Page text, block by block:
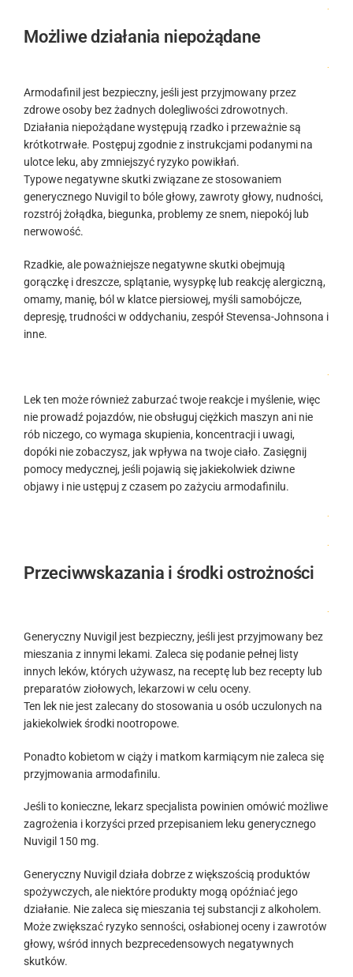
.
Możliwe działania niepożądane
.
Armodafinil jest bezpieczny, jeśli jest przyjmowany przez
zdrowe osoby bez żadnych dolegliwości zdrowotnych.
Działania niepożądane występują rzadko i przeważnie są
krótkotrwałe. Postępuj zgodnie z instrukcjami podanymi na
ulotce leku, aby zmniejszyć ryzyko powikłań.
Typowe negatywne skutki związane ze stosowaniem
generycznego Nuvigil to bóle głowy, zawroty głowy, nudności,
rozstrój żołądka, biegunka, problemy ze snem, niepokój lub
nerwowość.
Rzadkie, ale poważniejsze negatywne skutki obejmują
gorączkę i dreszcze, splątanie, wysypkę lub reakcję alergiczną,
omamy, manię, ból w klatce piersiowej, myśli samobójcze,
depresję, trudności w oddychaniu, zespół Stevensa-Johnsona i
inne.
.
Lek ten może również zaburzać twoje reakcje i myślenie, więc
nie prowadź pojazdów, nie obsługuj ciężkich maszyn ani nie
rób niczego, co wymaga skupienia, koncentracji i uwagi,
dopóki nie zobaczysz, jak wpływa na twoje ciało. Zasięgnij
pomocy medycznej, jeśli pojawią się jakiekolwiek dziwne
objawy i nie ustępuj z czasem po zażyciu armodafinilu.
.
.
Przeciwwskazania i środki ostrożności
.
Generyczny Nuvigil jest bezpieczny, jeśli jest przyjmowany bez
mieszania z innymi lekami. Zaleca się podanie pełnej listy
innych leków, których używasz, na receptę lub bez recepty lub
preparatów ziołowych, lekarzowi w celu oceny.
Ten lek nie jest zalecany do stosowania u osób uczulonych na
jakiekolwiek środki nootropowe.
Ponadto kobietom w ciąży i matkom karmiącym nie zaleca się
przyjmowania armodafinilu.
Jeśli to konieczne, lekarz specjalista powinien omówić możliwe
zagrożenia i korzyści przed przepisaniem leku generycznego
Nuvigil 150 mg.
Generyczny Nuvigil działa dobrze z większością produktów
spożywczych, ale niektóre produkty mogą opóźniać jego
działanie. Nie zaleca się mieszania tej substancji z alkoholem.
Może zwiększać ryzyko senności, osłabionej oceny i zawrotów
głowy, wśród innych bezprecedensowych negatywnych
skutków.